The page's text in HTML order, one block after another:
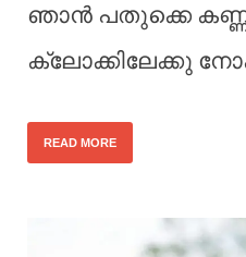
ഞാൻ പതുക്കെ
ക്ലോക്കിലേക്കു
READ MORE